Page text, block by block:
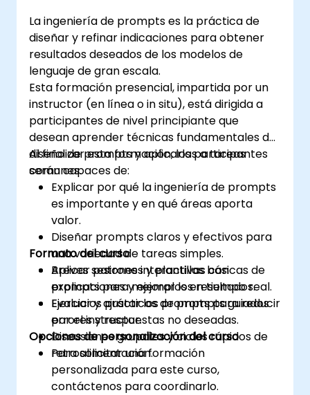
La ingeniería de prompts es la práctica de
diseñar y refinar indicaciones para obtener
resultados deseados de los modelos de
lenguaje de gran escala.
Esta formación presencial, impartida por un
instructor (en línea o in situ), está dirigida a
participantes de nivel principiante que
desean aprender técnicas fundamentales de
diseño de prompts y aplicarlas a tareas
comunes.
Al finalizar esta formación, los participantes
serán capaces de:
Explicar por qué la ingeniería de prompts
es importante y en qué áreas aporta
valor.
Diseñar prompts claros y efectivos para
una variedad de tareas simples.
Aplicar patrones y plantillas básicas de
prompts para mejorar los resultados.
Evaluar y ajustar los prompts para reducir
errores y respuestas no deseadas.
Formato del curso
Breves sesiones interactivas con
explicaciones y ejemplos en tiempo real.
Ejercicios prácticos de prompts guiados
por el instructor.
Discusiones grupales y ciclos rápidos de
retroalimentación.
Opciones de personalización del curso
Para solicitar una formación
personalizada para este curso,
contáctenos para coordinarlo.